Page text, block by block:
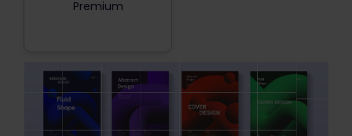
Premium